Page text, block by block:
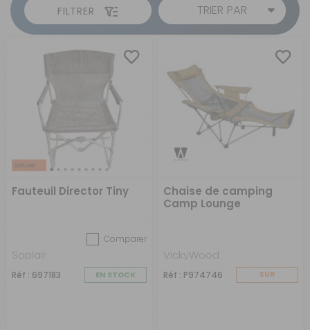
FILTRER TRIER PAR
Fauteuil Director Tiny
Comparer
Soplair
Réf : 697183 EN STOCK
Chaise de camping
Camp Lounge
VickyWood
Réf : P974746
SUR